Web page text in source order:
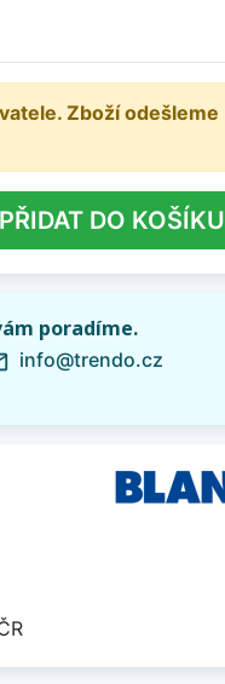
Zboží odešleme
PŘIDAT DO KOŠÍKU
poradíme.
info@trendo.cz